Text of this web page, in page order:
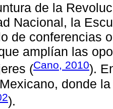
de la
Nacional, la
de conferencias
amplían las
(Cano, 2010).
donde
).